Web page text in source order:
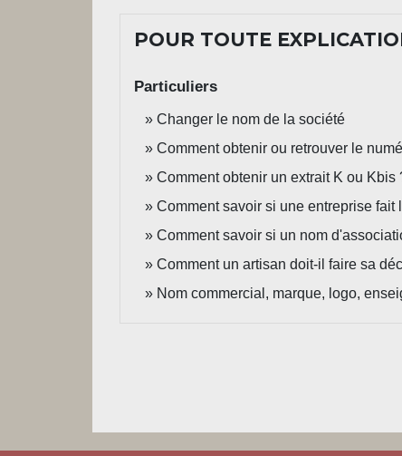
POUR TOUTE
Particuliers
Changer le nom de la société
Comment obtenir ou retrouver le
Comment obtenir un extrait K ou Kbis
Comment savoir si une entreprise
Comment savoir si un nom
Comment un artisan doit-il faire sa
Nom commercial, marque, logo,